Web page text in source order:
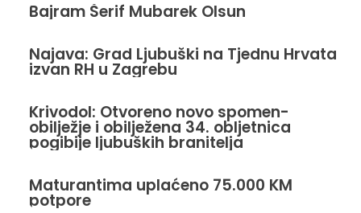
Bajram Šerif Mubarek Olsun
Najava: Grad Ljubuški na Tjednu Hrvata
izvan RH u Zagrebu
Krivodol: Otvoreno novo spomen-
obilježje i obilježena 34. obljetnica
pogibije ljubuških branitelja
Maturantima uplaćeno 75.000 KM
potpore